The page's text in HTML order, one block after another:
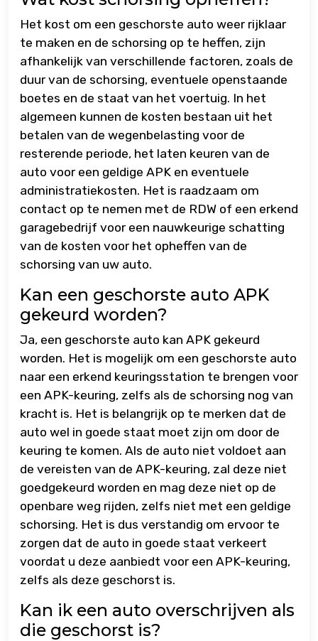
Het kost om een geschorste auto weer rijklaar
te maken en de schorsing op te heffen, zijn
afhankelijk van verschillende factoren, zoals de
duur van de schorsing, eventuele openstaande
boetes en de staat van het voertuig. In het
algemeen kunnen de kosten bestaan uit het
betalen van de wegenbelasting voor de
resterende periode, het laten keuren van de
auto voor een geldige APK en eventuele
administratiekosten. Het is raadzaam om
contact op te nemen met de RDW of een erkend
garagebedrijf voor een nauwkeurige schatting
van de kosten voor het opheffen van de
schorsing van uw auto.
Kan een geschorste auto APK
gekeurd worden?
Ja, een geschorste auto kan APK gekeurd
worden. Het is mogelijk om een geschorste auto
naar een erkend keuringsstation te brengen voor
een APK-keuring, zelfs als de schorsing nog van
kracht is. Het is belangrijk op te merken dat de
auto wel in goede staat moet zijn om door de
keuring te komen. Als de auto niet voldoet aan
de vereisten van de APK-keuring, zal deze niet
goedgekeurd worden en mag deze niet op de
openbare weg rijden, zelfs niet met een geldige
schorsing. Het is dus verstandig om ervoor te
zorgen dat de auto in goede staat verkeert
voordat u deze aanbiedt voor een APK-keuring,
zelfs als deze geschorst is.
Kan ik een auto overschrijven als
die geschorst is?